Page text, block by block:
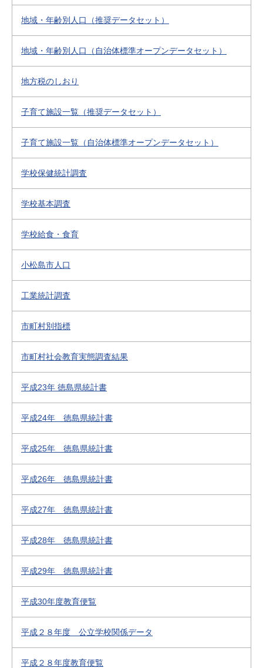
地域・年齢別人口（推奨データセット）
地域・年齢別人口（自治体標準オープンデータセット）
地方税のしおり
子育て施設一覧（推奨データセット）
子育て施設一覧（自治体標準オープンデータセット）
学校保健統計調査
学校基本調査
学校給食・食育
小松島市人口
工業統計調査
市町村別指標
市町村社会教育実態調査結果
平成23年 徳島県統計書
平成24年 徳島県統計書
平成25年 徳島県統計書
平成26年 徳島県統計書
平成27年 徳島県統計書
平成28年 徳島県統計書
平成29年 徳島県統計書
平成30年度教育便覧
平成２８年度 公立学校関係データ
平成２８年度教育便覧